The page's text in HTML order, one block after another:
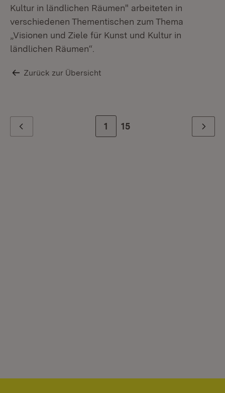
Kultur in ländlichen Räumen" arbeiteten in
verschiedenen Thementischen zum Thema
„Visionen und Ziele für Kunst und Kultur in
ländlichen Räumen“.
Zurück zur Übersicht
Zur Seite
1 Zur letzten Seite
15 Weiter